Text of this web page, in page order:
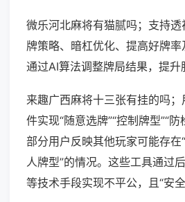
微乐河北麻将有猫腻吗；支持
牌策略、暗杠优化、提高好牌率
通过AI算法调整牌局结果，提升
来趣广西麻将十三张有挂的吗
件实现“随意选牌”“控制牌型”“防
部分用户反映其他玩家可能存在
人牌型”的情况。这些工具通过
等技术手段实现不平公，且“安全